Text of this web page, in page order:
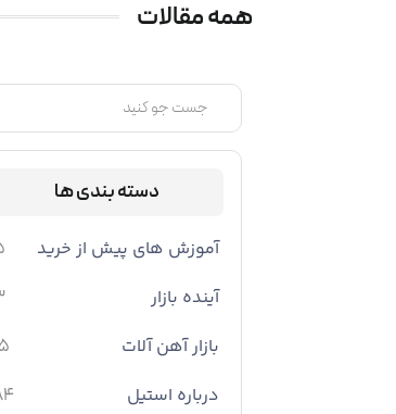
همه مقالات
دسته بندی ها
آموزش های پیش از خرید
آینده بازار
بازار آهن آلات
درباره استیل